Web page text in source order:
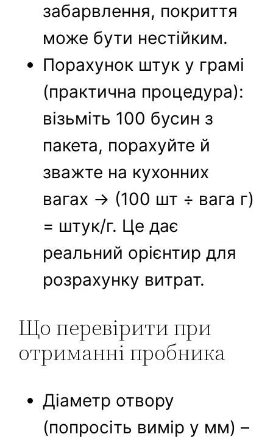
забарвлення, покриття
може бути нестійким.
Порахунок штук у грамі
(практична процедура):
візьміть 100 бусин з
пакета, порахуйте й
зважте на кухонних
вагах → (100 шт ÷ вага г)
= штук/г. Це дає
реальний орієнтир для
розрахунку витрат.
Що перевірити при
отриманні пробника
Діаметр отвору
(попросіть вимір у мм) –